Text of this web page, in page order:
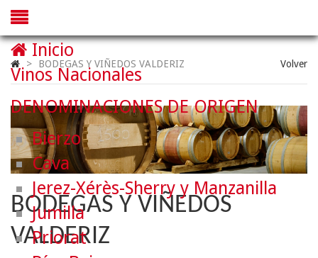
> BODEGAS Y VIÑEDOS VALDERIZ Volver
BODEGAS Y VIÑEDOS
VALDERIZ
Inicio
Vinos Nacionales
DENOMINACIONES DE ORIGEN
Bierzo
Cava
Jerez-Xérès-Sherry y Manzanilla
Jumilla
Priorat